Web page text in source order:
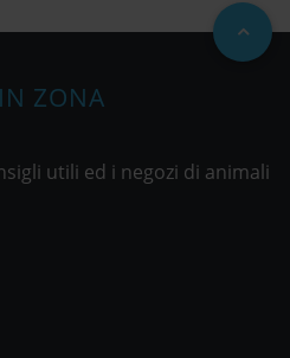
ZONA
utili ed i negozi di animali